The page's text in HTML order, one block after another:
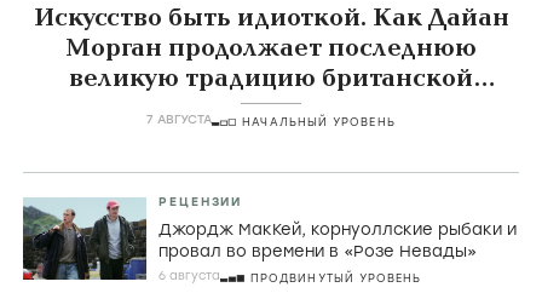
Искусство быть идиоткой. Как Дайан
Морган продолжает последнюю
великую традицию британской
комедии
7 АВГУСТА НАЧАЛЬНЫЙ УРОВЕНЬ
РЕЦЕНЗИИ
Джордж МакКей, корнуоллские рыбаки и
провал во времени в «Розе Невады»
6 августа ПРОДВИНУТЫЙ УРОВЕНЬ